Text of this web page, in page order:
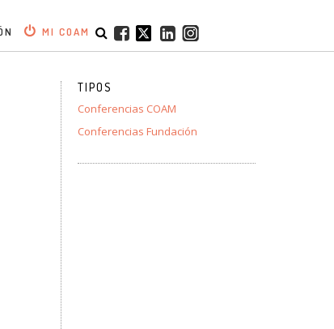
MI COAM
TIPOS
Conferencias COAM
Conferencias Fundación